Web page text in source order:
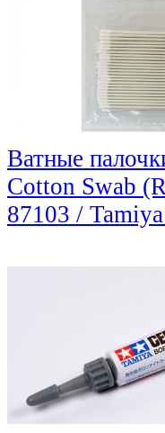
Ватные
Cotton Swab
87103 /